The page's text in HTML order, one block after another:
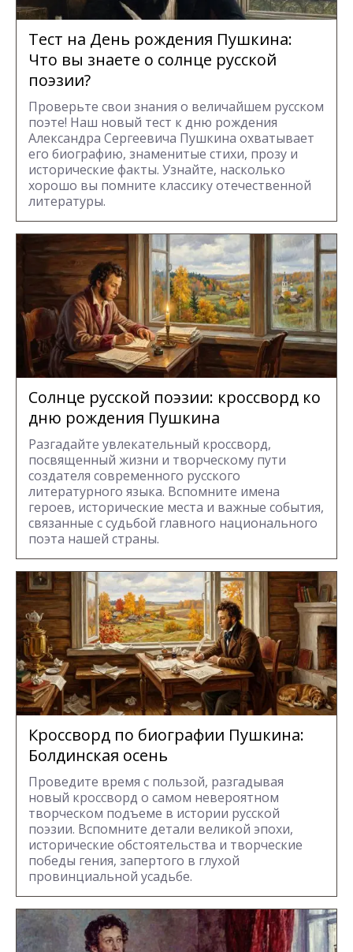
Тест на День рождения Пушкина:
Что вы знаете о солнце русской
поэзии?
Проверьте свои знания о величайшем русском
поэте! Наш новый тест к дню рождения
Александра Сергеевича Пушкина охватывает
его биографию, знаменитые стихи, прозу и
исторические факты. Узнайте, насколько
хорошо вы помните классику отечественной
литературы.
Солнце русской поэзии: кроссворд ко
дню рождения Пушкина
Разгадайте увлекательный кроссворд,
посвященный жизни и творческому пути
создателя современного русского
литературного языка. Вспомните имена
героев, исторические места и важные события,
связанные с судьбой главного национального
поэта нашей страны.
Кроссворд по биографии Пушкина:
Болдинская осень
Проведите время с пользой, разгадывая
новый кроссворд о самом невероятном
творческом подъеме в истории русской
поэзии. Вспомните детали великой эпохи,
исторические обстоятельства и творческие
победы гения, запертого в глухой
провинциальной усадьбе.